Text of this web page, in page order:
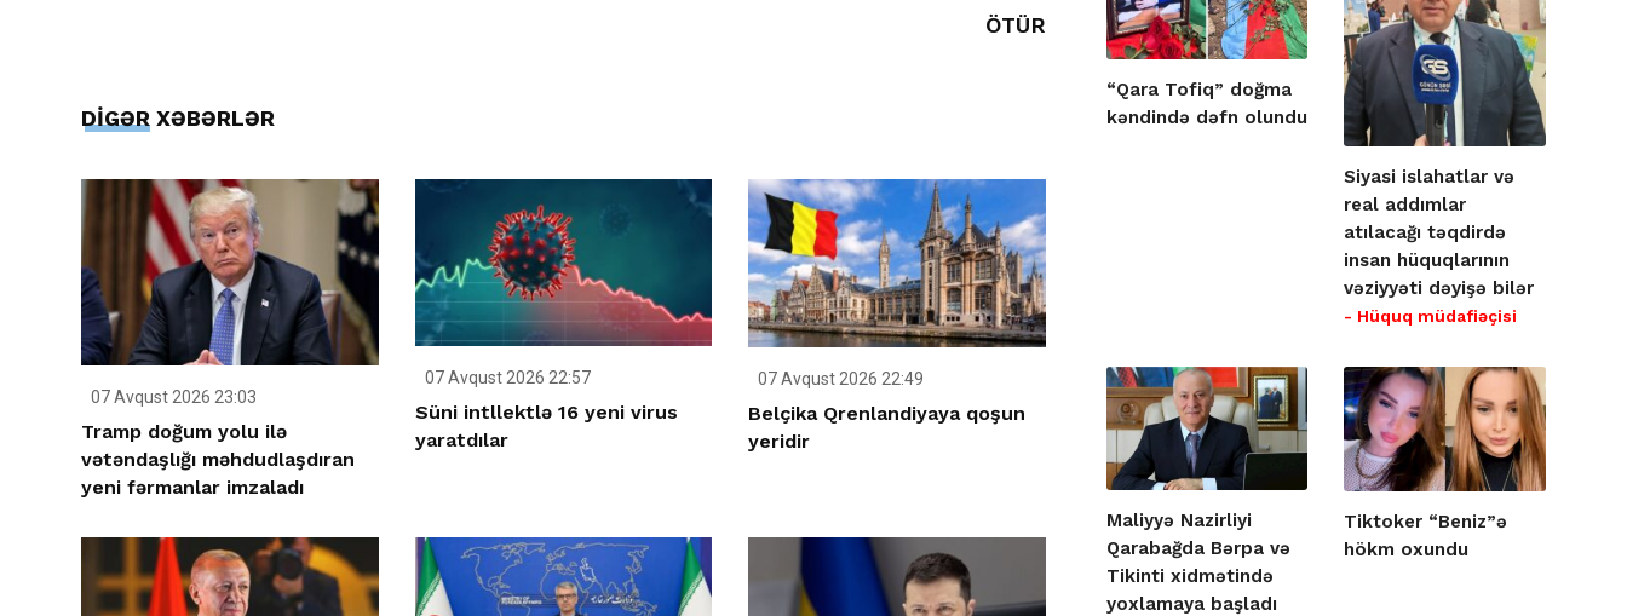
ÖTÜR
DİGƏR XƏBƏRLƏR
07 Avqust 2026 23:03
Tramp doğum yolu ilə
vətəndaşlığı məhdudlaşdıran
yeni fərmanlar imzaladı
07 Avqust 2026 22:57
Süni intllektlə 16 yeni virus
yaratdılar
07 Avqust 2026 22:49
Belçika Qrenlandiyaya qoşun
yeridir
“Qara Tofiq” doğma
kəndində dəfn olundu
Siyasi islahatlar və
real addımlar
atılacağı təqdirdə
insan hüquqlarının
vəziyyəti dəyişə bilər
- Hüquq müdafiəçisi
Maliyyə Nazirliyi
Qarabağda Bərpa və
Tikinti xidmətində
yoxlamaya başladı
Tiktoker “Beniz”ə
hökm oxundu